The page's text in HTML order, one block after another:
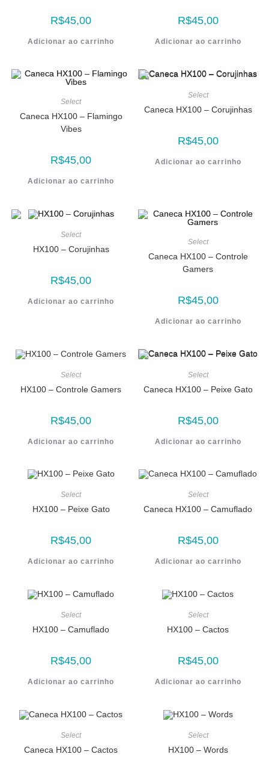
R$45,00
Adicionar ao carrinho
R$45,00
Adicionar ao carrinho
Select
Caneca HX100 – Flamingo
Vibes
R$45,00
Adicionar ao carrinho
Select
Caneca HX100 – Corujinhas
R$45,00
Adicionar ao carrinho
Select
HX100 – Corujinhas
R$45,00
Adicionar ao carrinho
Select
Caneca HX100 – Controle
Gamers
R$45,00
Adicionar ao carrinho
Select
HX100 – Controle Gamers
R$45,00
Adicionar ao carrinho
Select
Caneca HX100 – Peixe Gato
R$45,00
Adicionar ao carrinho
Select
HX100 – Peixe Gato
R$45,00
Adicionar ao carrinho
Select
Caneca HX100 – Camuflado
R$45,00
Adicionar ao carrinho
Select
HX100 – Camuflado
R$45,00
Adicionar ao carrinho
Select
HX100 – Cactos
R$45,00
Adicionar ao carrinho
Select
Caneca HX100 – Cactos
Select
HX100 – Words